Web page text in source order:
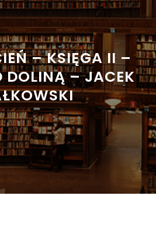
– KSIĘGA II –
DOLINĄ – JACEK